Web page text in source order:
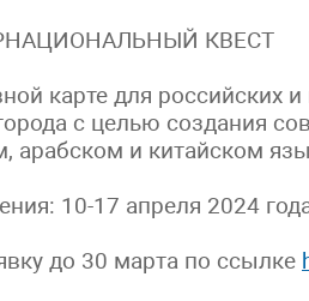
КВЕСТ
карте для российских
с целью создания
арабском и китайском
10-17 апреля 2024
до 30 марта по ссылке